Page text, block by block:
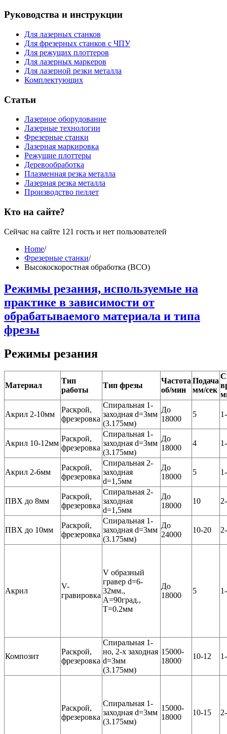
Руководства и инструкции
Для лазерных станков
Для фрезерных станков с ЧПУ
Для режущих плоттеров
Для лазерных маркеров
Для лазерной резки металла
Комплектующих
Статьи
Лазерное оборудование
Лазерные технологии
Фрезерные станки
Лазерная маркировка
Режущие плоттеры
Деревообработка
Плазменная резка металла
Лазерная резка металла
Производство пеллет
Кто на сайте?
Сейчас на сайте 121 гость и нет пользователей
Home/
Фрезерные станки/
Высокоскоростная обработка (ВСО)
Режимы резания, используемые на
практике в зависимости от
обрабатываемого материала и типа
фрезы
Режимы резания
Материал
Тип
работы
Тип фрезы
Частота
об/мин
Подача
мм/сек
Акрил 2-10мм
Раскрой,
фрезеровка
Спиральная 1-
заходная d=3мм
(3.175мм)
До
18000
5
Акрил 10-12мм
Раскрой,
фрезеровка
Спиральная 1-
заходная d=3мм
(3.175мм)
До
18000
4
Акрил 2-6мм
Раскрой,
фрезеровка
Спиральная 2-
заходная
d=1,5мм
До
18000
5
ПВХ до 8мм
Раскрой,
фрезеровка
Спиральная 2-
заходная
d=1,5мм
До
18000
10
ПВХ до 10мм
Раскрой,
фрезеровка
Спиральная 1-
заходная d=3мм
(3.175мм)
До
24000
10-20
Акрил
V-
гравировка
V образный
гравер d=6-
32мм.,
А=90град.,
Т=0.2мм
До
18000
5
Композит
Раскрой,
фрезеровка
Спиральная 1-
но, 2-х заходная
d=3мм
(3.175мм)
15000-
18000
10-12
Раскрой,
фрезеровка
Спиральная 1-
заходная d=3мм
(3.175мм)
15000-
18000
10-15